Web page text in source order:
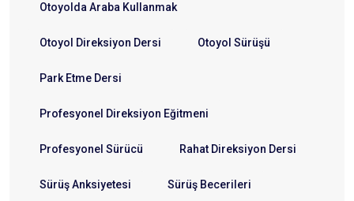
Otoyolda Araba Kullanmak
Otoyol Direksiyon Dersi Otoyol Sürüşü
Park Etme Dersi
Profesyonel Direksiyon Eğitmeni
Profesyonel Sürücü Rahat Direksiyon Dersi
Sürüş Anksiyetesi Sürüş Becerileri